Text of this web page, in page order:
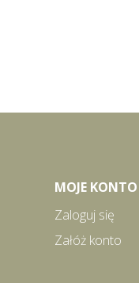
MOJE KONTO
Zaloguj się
Załóż konto